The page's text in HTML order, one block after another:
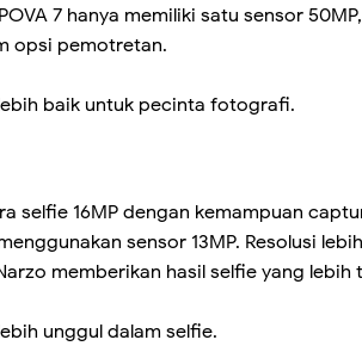
7 hanya memiliki satu sensor 50MP,
opsi pemotretan.
baik untuk pecinta fotografi.
selfie 16MP dengan kemampuan
sensor 13MP. Resolusi
memberikan hasil selfie yang lebih
unggul dalam selfie.